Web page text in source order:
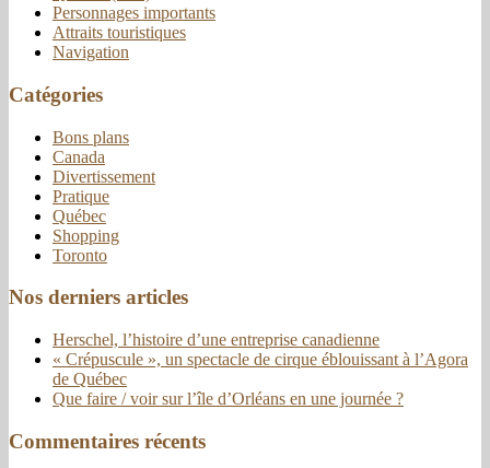
Personnages importants
Attraits touristiques
Navigation
Catégories
Bons plans
Canada
Divertissement
Pratique
Québec
Shopping
Toronto
Nos derniers articles
Herschel, l’histoire d’une entreprise canadienne
« Crépuscule », un spectacle de cirque éblouissant à l’Agora
de Québec
Que faire / voir sur l’île d’Orléans en une journée ?
Commentaires récents